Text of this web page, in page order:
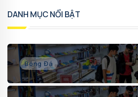
DANH MỤC NỔI BẬT
Bóng Đá